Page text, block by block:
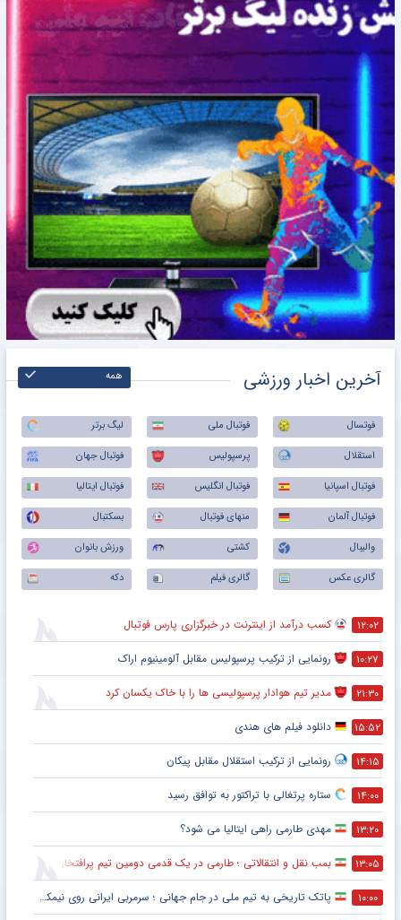
آخرین اخبار ورزشی همه
فوتسال فوتبال ملی
لیگ برتر
استقلال
پرسپولیس
فوتبال جهان
فوتبال اسپانیا
فوتبال انگلیس
فوتبال ایتالیا
فوتبال آلمان
منهای فوتبال
بسکتبال
والیبال
کشتی
ورزش بانوان
گالری عکس
گالری فیلم دکه
۱۲:۰۲ کسب درآمد از اینترنت در خبرگزاری پارس فوتبال
۱۰:۲۷ رونمایی از ترکیب پرسپولیس‌ مقابل آلومینیوم اراک
۲۱:۳۰ مدیر تیم هوادار پرسپولیسی ها را با خاک یکسان کرد
۱۵:۵۲ دانلود فیلم های هندی
۱۴:۱۵ رونمایی از ترکیب استقلال مقابل پیکان
۱۴:۰۰ ستاره پرتغالی با تراکتور به توافق رسید
۱۳:۲۰ مهدی طارمی راهی ایتالیا می شود؟
۱۳:۰۵ بمب نقل و انتقالاتی ؛ طارمی در یک قدمی دومین تیم پرافتخار اروپا
۱۰:۰۰ پاتک تاریخی به تیم ملی در جام جهانی ؛ سرمربی ایرانی روی نیمکت آمریکا